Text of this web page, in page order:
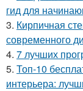
гид для
3. Кирпичная
современного
4. 7 лучших
5. Топ-10
интерьера: